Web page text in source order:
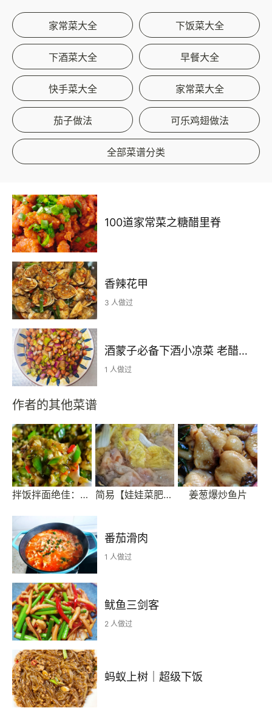
家常菜大全 下饭菜大全
下酒菜大全 早餐大全
快手菜大全 家常菜大全
茄子做法 可乐鸡翅做法
全部菜谱分类
100道家常菜之糖醋里脊
香辣花甲
3 人做过
酒蒙子必备下酒小凉菜 老醋花生🥜
1 人做过
作者的其他菜谱
拌饭拌面绝佳：烧椒酱 简易【娃娃菜肥牛卷】 姜葱爆炒鱼片
番茄滑肉
1 人做过
鱿鱼三剑客
2 人做过
蚂蚁上树｜超级下饭